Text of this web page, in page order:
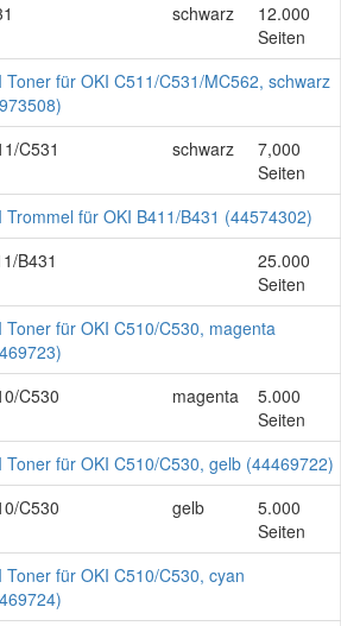
schwarz
12.000
Seiten
Toner für OKI C511/C531/MC562, schwarz
C531
schwarz
7,000
Seiten
Trommel für OKI B411/B431 (44574302)
B431
25.000
Seiten
Toner für OKI C510/C530, magenta
C530
magenta
5.000
Seiten
Toner für OKI C510/C530, gelb (44469722)
C530
gelb
5.000
Seiten
Toner für OKI C510/C530, cyan